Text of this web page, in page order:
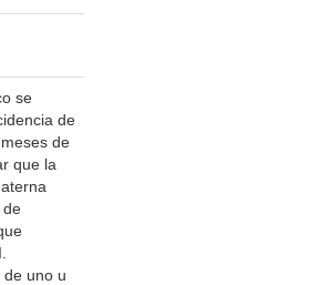
se
de
de
que la
de
uno u